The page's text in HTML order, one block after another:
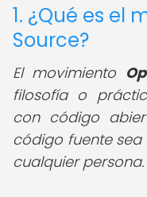
1. ¿Qué es el
Source?
El movimiento
filosofía o
con código
código fuente
cualquier persona.